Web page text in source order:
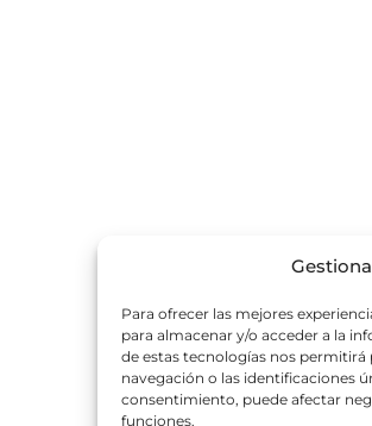
Para ofrecer las mejores
para almacenar y/o acceder a la
de estas tecnologías nos
navegación o las identificaciones
consentimiento, puede afectar
funciones.